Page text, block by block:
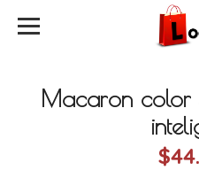
Macaron color